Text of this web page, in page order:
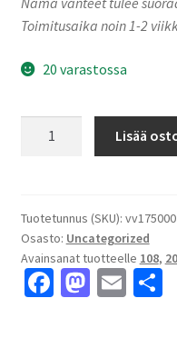
Toimitusaika noin 1-2
20 varastossa
8.5x20"
5x108
ET45
keskireikä:73.10
Lisää
Tuotetunnus (SKU): vv175000
Osasto: Uncategorized
Avainsanat tuotteelle 108, 20
Fa M E S